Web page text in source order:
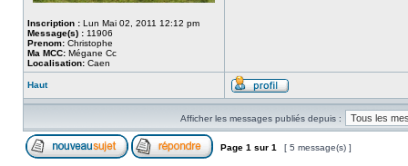
Inscription : Lun Mai 02, 2011 12:12 pm
Message(s) : 11906
Prenom: Christophe
Ma MCC: Mégane Cc
Localisation: Caen
Haut
Afficher les messages publiés depuis :
Page 1 sur 1 [ 5 message(s) ]